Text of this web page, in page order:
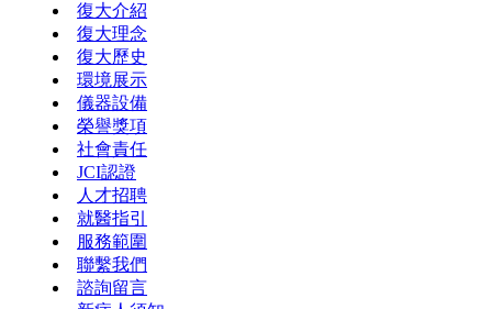
復大介紹
復大理念
復大歷史
環境展示
儀器設備
榮譽獎項
社會責任
JCI認證
人才招聘
就醫指引
服務範圍
聯繫我們
諮詢留言